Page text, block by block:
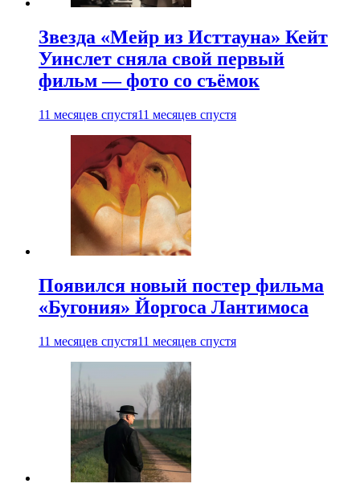
Звезда «Мейр из Исттауна» Кейт
Уинслет сняла свой первый
фильм — фото со съёмок
11 месяцев спустя11 месяцев спустя
Появился новый постер фильма
«Бугония» Йоргоса Лантимоса
11 месяцев спустя11 месяцев спустя